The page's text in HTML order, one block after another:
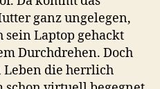
ganz ungelegen,
sein Laptop gehackt
Durchdrehen. Doch
die herrlich